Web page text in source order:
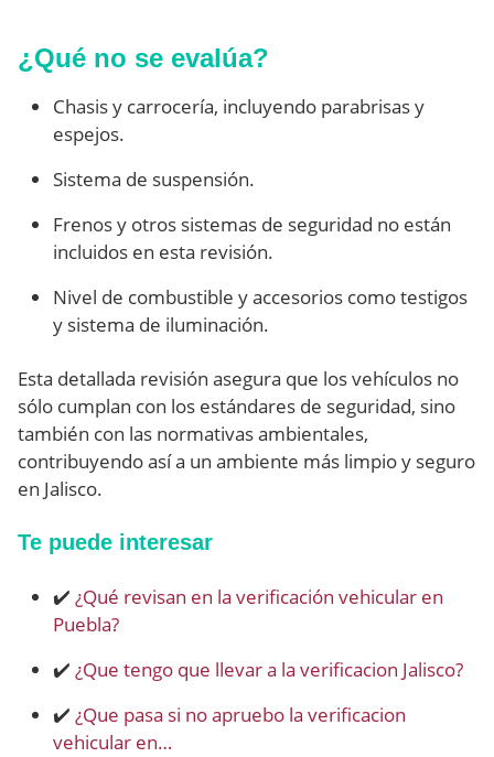
¿Qué no se evalúa?
Chasis y carrocería, incluyendo parabrisas y
espejos.
Sistema de suspensión.
Frenos y otros sistemas de seguridad no están
incluidos en esta revisión.
Nivel de combustible y accesorios como testigos
y sistema de iluminación.
Esta detallada revisión asegura que los vehículos no
sólo cumplan con los estándares de seguridad, sino
también con las normativas ambientales,
contribuyendo así a un ambiente más limpio y seguro
en Jalisco.
Te puede interesar
✔️ ¿Qué revisan en la verificación vehicular en
Puebla?
✔️ ¿Que tengo que llevar a la verificacion Jalisco?
✔️ ¿Que pasa si no apruebo la verificacion
vehicular en…